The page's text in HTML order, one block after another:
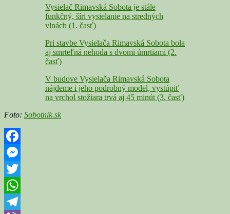
Vysielač Rimavská Sobota je stále
funkčný, šíri vysielanie na stredných
vlnách (1. časť)
Pri stavbe Vysielača Rimavská Sobota bola
aj smrteľná nehoda s dvomi úmrtiami (2.
časť)
V budove Vysielača Rimavská Sobota
nájdeme i jeho podrobný model, vystúpiť
na vrchol stožiara trvá aj 45 minút (3. časť)
Foto: Sobotnik.sk
Facebook
Messenger
Twitter
WhatsApp